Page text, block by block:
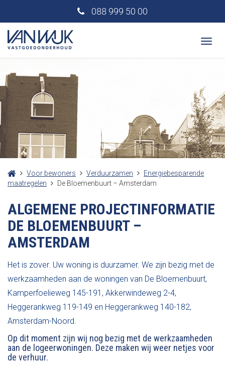
088 999 50 00
Voor bewoners Verduurzamen
Energiebesparende
maatregelen
De Bloemenbuurt – Amsterdam
ALGEMENE PROJECTINFORMATIE
DE BLOEMENBUURT –
AMSTERDAM
Het is zover. Uw woning is duurzamer. We zijn bezig met de
werkzaamheden aan de woningen van De Bloemenbuurt,
Kamperfoelieweg 145-191, Akkerwindeweg 2-4,
Heggerankweg 119-149 en Heggerankweg 140-182,
Amsterdam-Noord.
Op dit moment zijn wij nog bezig met de werkzaamheden
aan de logeerwoningen. Deze maken wij weer netjes voor
de verhuur.